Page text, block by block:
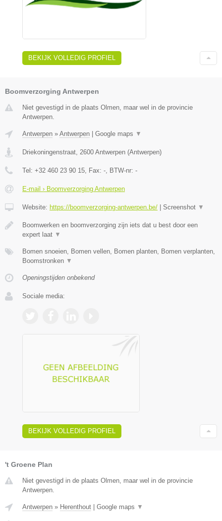
BEKIJK VOLLEDIG PROFIEL
Boomverzorging Antwerpen
Niet gevestigd in de plaats Olmen, maar wel in de provincie
Antwerpen.
Antwerpen » Antwerpen | Google maps ▼
Driekoningenstraat 2600 Antwerpen (Antwerpen)
Tel: +32 460 23 90 15 , Fax: - , BTW-nr: -
E-mail › Boomverzorging Antwerpen
Website: https://boomverzorging-antwerpen.be/ | Screenshot ▼
Boomwerken en boomverzorging zijn iets dat u best door een
expert laat ▼
Bomen snoeien, Bomen vellen, Bomen planten, Bomen verplanten,
Boomstronken ▼
Openingstijden onbekend
Sociale media:
BEKIJK VOLLEDIG PROFIEL
't Groene Plan
Niet gevestigd in de plaats Olmen, maar wel in de provincie
Antwerpen.
Antwerpen » Herenthout Google maps ▼